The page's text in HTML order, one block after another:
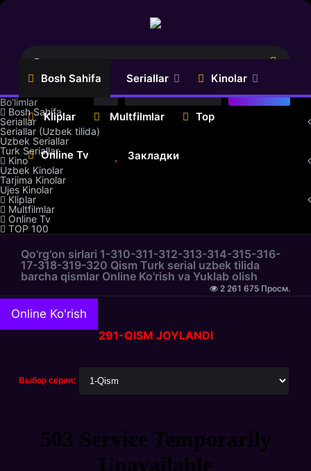
Bosh Sahifa Seriallar
Serial
(Uzbek
Uzbek
Seriallar
Turk
Seriallar
Kinolar
Uzbek
Kinolar
Tarjima
Kinolar
Kinolar
Kliplar Multfilmlar Top
Online Tv Закладки
Bo'limlar
Bosh Sahifa
Seriallar
Seriallar (Uzbek tilida)
Uzbek Seriallar
Turk Seriallar
Kino
Uzbek Kinolar
Tarjima Kinolar
Ujes Kinolar
Kliplar
Multfilmlar
Online Tv
TOP 100
Qo'rg'on sirlari 1-310-311-312-313-314-315-316-
17-318-319-320 Qism Turk serial uzbek tilida
barcha qismlar Online Ko'rish va Yuklab olish
2 261 675 Просм.
Online Ko'rish
291-QISM JOYLANDI
Выбор серии: